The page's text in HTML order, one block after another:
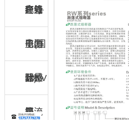
绝缘
子(国
际)
在线
监测
器
套管
户外
电压
互感
器
电力
计量
箱
10KV
电流